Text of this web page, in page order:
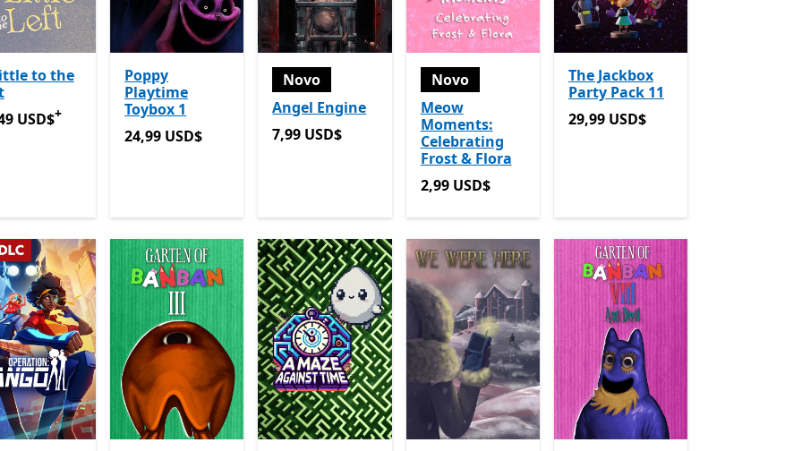
to the
USD$Ofertas em compras de aplicações
USD$+
Poppy
Playtime
Toybox 1
24,99 USD$
24,99 USD$
Novo
Angel Engine
7,99 USD$
7,99 USD$
Novo
Meow
Moments:
Celebrating
Frost & Flora
2,99 USD$
2,99 USD$
The Jackbox
Party Pack 11
29,99 USD$
29,99 USD$